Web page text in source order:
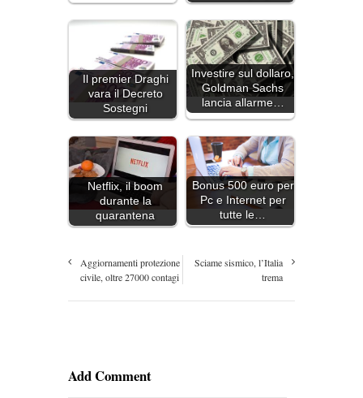
Il premier Draghi
vara il Decreto
Sostegni
Investire sul dollaro,
Goldman Sachs
lancia allarme…
Netflix, il boom
durante la
quarantena
Bonus 500 euro per
Pc e Internet per
tutte le…
Aggiornamenti protezione
civile, oltre 27000 contagi
Sciame sismico, l’Italia
trema
Add Comment